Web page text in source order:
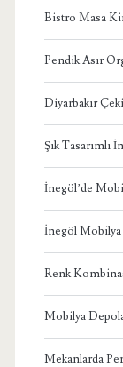
Bistro Masa
Pendik Asır
Diyarbakır
Şık
İnegöl’de
İnegöl
Renk
Mobilya
Mekanlarda